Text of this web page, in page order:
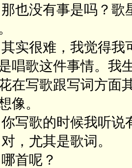
也没有事是吗？
实很难，我觉得
唱歌这件事情。我
在写歌跟写词方面
像。
写歌的时候我听
，尤其是歌词。
首呢？